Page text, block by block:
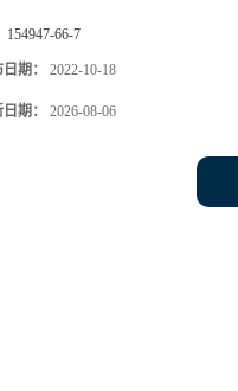
154947-66-7
期： 2022-10-18
期： 2026-08-06